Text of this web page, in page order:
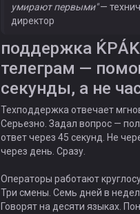
умирают первыми"—
директор
поддержка
телеграм —
секунды, а не
Техподдержка отвечает
Серьезно. Задал вопрос —
ответ через 45 секунд. Не
через день. Сразу.
Операторы работают
Три смены. Семь дней в
Говорят на десяти языках.